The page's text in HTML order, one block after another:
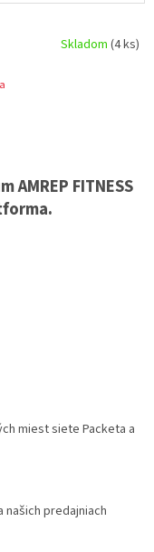
Skladom(4 ks)
FITNESS
miest siete Packeta a
našich predajniach